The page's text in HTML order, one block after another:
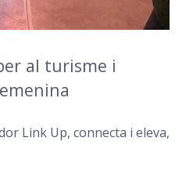
al turisme i
Link Up, connecta i eleva,